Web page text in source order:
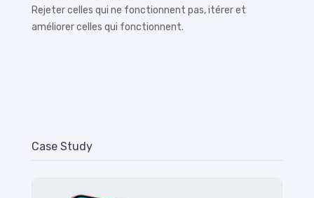
Rejeter celles qui ne fonctionnent pas, itérer et
améliorer celles qui fonctionnent.
Case Study